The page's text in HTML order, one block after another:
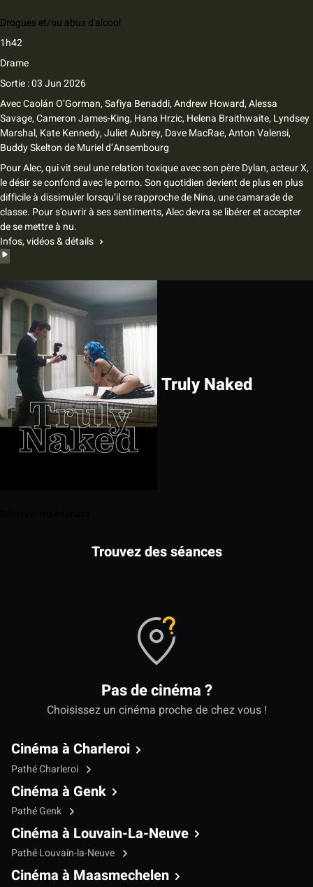
Drogues et/ou abus d'alcool
1h42
Drame
Sortie : 03 Jun 2026
AvecCaolán O’Gorman,Safiya Benaddi,Andrew Howard,Alessa
Savage,Cameron James-King,Hana Hrzic,Helena Braithwaite,Lyndsey
Marshal,Kate Kennedy,Juliet Aubrey,Dave MacRae,Anton Valensi,
Buddy SkeltondeMuriel d’Ansembourg
Pour Alec, qui vit seul une relation toxique avec son père Dylan, acteur X,
le désir se confond avec le porno. Son quotidien devient de plus en plus
difficile à dissimuler lorsqu’il se rapproche de Nina, une camarade de
classe. Pour s’ouvrir à ses sentiments, Alec devra se libérer et accepter
de se mettre à nu.
Infos, vidéos & détails
Truly Naked
Trouvez des séances
Pas de cinéma ?
Choisissez un cinéma proche de chez vous !
Cinéma à Charleroi
Pathé Charleroi
Cinéma à Genk
Pathé Genk
Cinéma à Louvain-La-Neuve
Pathé Louvain-la-Neuve
Cinéma à Maasmechelen